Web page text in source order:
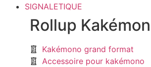
SIGNALETIQUE
Rollup
Kakémono grand format
Accessoire pour kakémono